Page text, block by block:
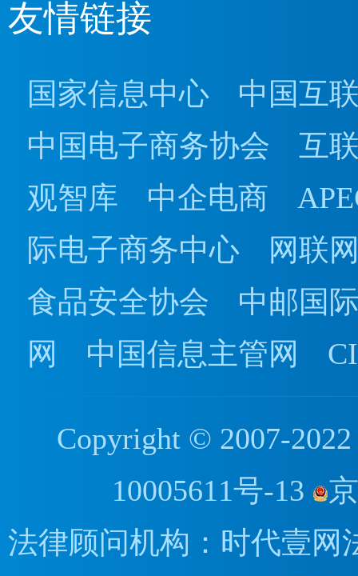
友情链接
国家信息中心
中国互
中国电子商务协会
互
观智库
中企电商
际电子商务中心
网联
食品安全协会
中邮国
网
中国信息主管网
Copyright © 2007-
10005611号-13
法律顾问机构：时代壹